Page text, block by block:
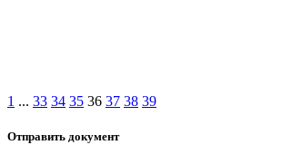
1 ... 33 34 35 36 37 38 39
Отправить документ